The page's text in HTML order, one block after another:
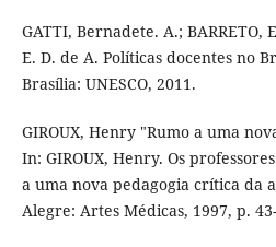
GATTI, Bernadete. A.; BARRETO,
E. D. de A. Políticas docentes no
Brasília: UNESCO, 2011.
GIROUX, Henry "Rumo a uma
In: GIROUX, Henry. Os
a uma nova pedagogia crítica da
Alegre: Artes Médicas, 1997, p.